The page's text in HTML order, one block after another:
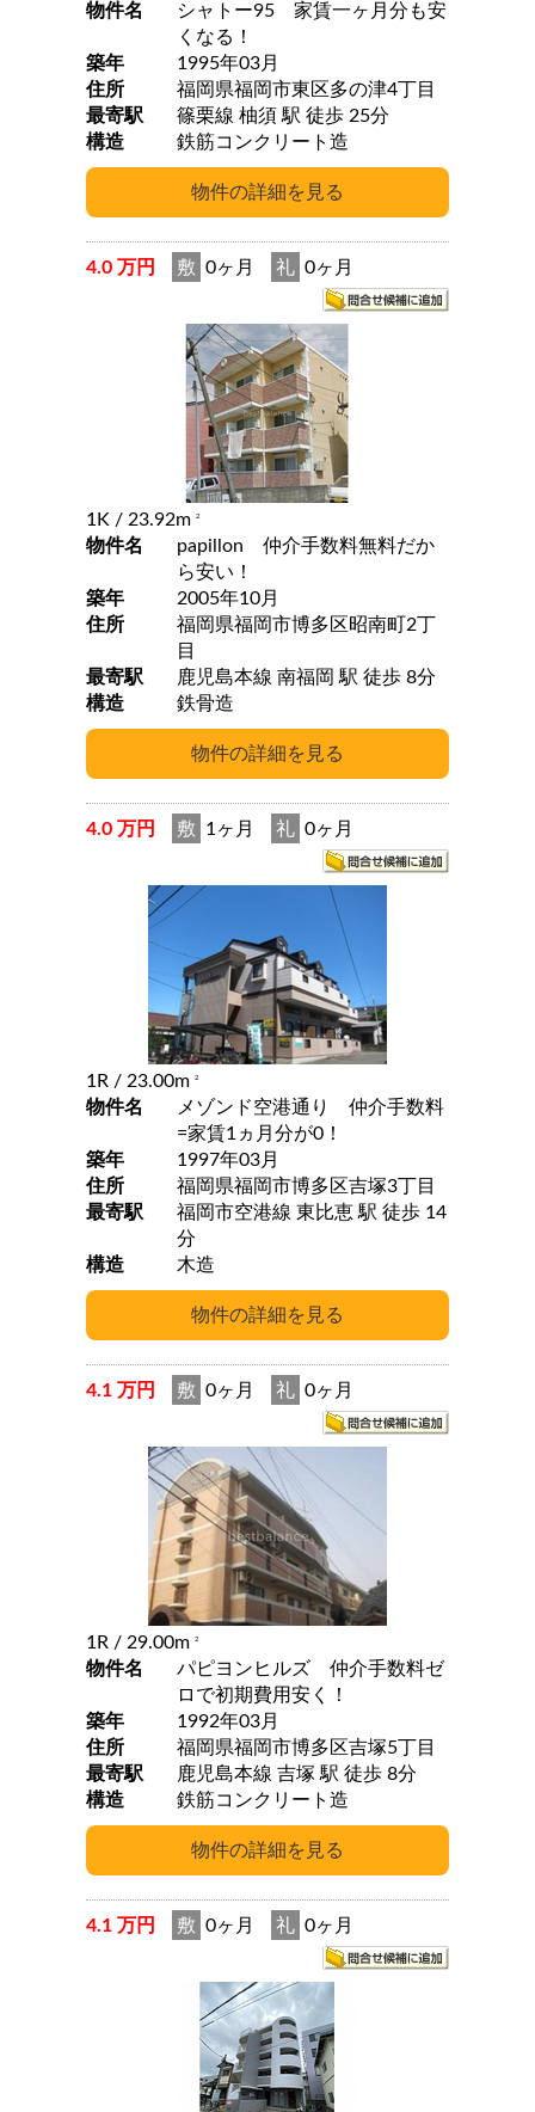
物件名
シャトー95 家賃一ヶ月分も安
くなる！
築年
1995年03月
住所
福岡県福岡市東区多の津4丁目
最寄駅
篠栗線 柚須 駅 徒歩 25分
構造
鉄筋コンクリート造
4.0 万円 敷 0ヶ月 礼 0ヶ月
1K / 23.92m 2
物件名
papillon 仲介手数料無料だか
ら安い！
築年
2005年10月
住所
福岡県福岡市博多区昭南町2丁
目
最寄駅
鹿児島本線 南福岡 駅 徒歩 8分
構造
鉄骨造
4.0 万円 敷 1ヶ月 礼 0ヶ月
1R / 23.00m 2
物件名
メゾンド空港通り 仲介手数料
=家賃1ヵ月分が0！
築年
1997年03月
住所
福岡県福岡市博多区吉塚3丁目
最寄駅
福岡市空港線 東比恵 駅 徒歩 14
分
構造
木造
4.1 万円 敷 0ヶ月 礼 0ヶ月
1R / 29.00m 2
物件名
パピヨンヒルズ 仲介手数料ゼ
ロで初期費用安く！
築年
1992年03月
住所
福岡県福岡市博多区吉塚5丁目
最寄駅
鹿児島本線 吉塚 駅 徒歩 8分
構造
鉄筋コンクリート造
4.1 万円 敷 0ヶ月 礼 0ヶ月